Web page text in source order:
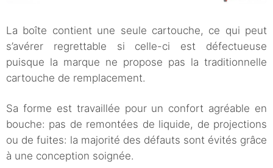
La boîte contient une seule cartouche, ce qui peut
s’avérer regrettable si celle-ci est défectueuse
puisque la marque ne propose pas la traditionnelle
cartouche de remplacement.
Sa forme est travaillée pour un confort agréable en
bouche: pas de remontées de liquide, de projections
ou de fuites: la majorité des défauts sont évités grâce
à une conception soignée.